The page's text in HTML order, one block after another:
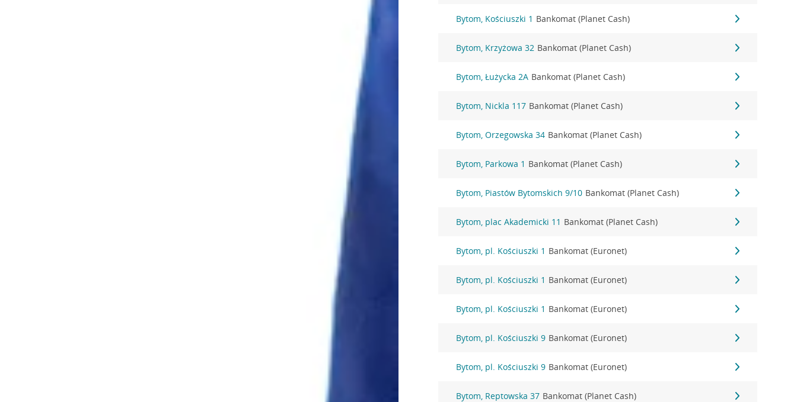
Bytom, Kościuszki 1 Bankomat (Planet Cash)
Bytom, Krzyżowa 32 Bankomat (Planet Cash)
Bytom, Łużycka 2A Bankomat (Planet Cash)
Bytom, Nickla 117 Bankomat (Planet Cash)
Bytom, Orzegowska 34 Bankomat (Planet Cash)
Bytom, Parkowa 1 Bankomat (Planet Cash)
Bytom, Piastów Bytomskich 9/10 Bankomat (Planet Cash)
Bytom, plac Akademicki 11 Bankomat (Planet Cash)
Bytom, pl. Kościuszki 1 Bankomat (Euronet)
Bytom, pl. Kościuszki 1 Bankomat (Euronet)
Bytom, pl. Kościuszki 1 Bankomat (Euronet)
Bytom, pl. Kościuszki 9 Bankomat (Euronet)
Bytom, pl. Kościuszki 9 Bankomat (Euronet)
Bytom, Reptowska 37 Bankomat (Planet Cash)